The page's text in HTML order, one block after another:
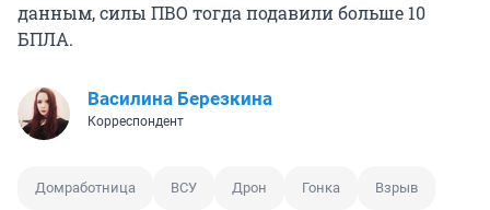
данным, силы ПВО тогда подавили больше 10
БПЛА.
Василина Березкина
Корреспондент
Домработница ВСУ Дрон Гонка Взрыв